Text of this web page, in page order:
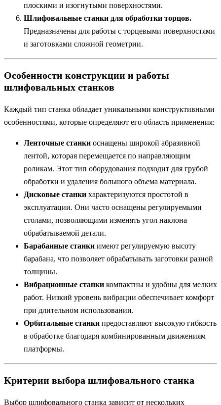
плоскими и изогнутыми поверхностями.
Шлифовальные станки для обработки торцов.
Предназначены для работы с торцевыми поверхностями
и заготовками сложной геометрии.
Особенности конструкции и работы
шлифовальных станков
Каждый тип станка обладает уникальными конструктивными
особенностями, которые определяют его область применения:
Ленточные станки оснащены широкой абразивной
лентой, которая перемещается по направляющим
роликам. Этот тип оборудования подходит для грубой
обработки и удаления большого объема материала.
Дисковые станки характеризуются простотой в
эксплуатации. Они часто оснащены регулируемыми
столами, позволяющими изменять угол наклона
обрабатываемой детали.
Барабанные станки имеют регулируемую высоту
барабана, что позволяет обрабатывать заготовки разной
толщины.
Вибрационные станки компактны и удобны для мелких
работ. Низкий уровень вибрации обеспечивает комфорт
при длительном использовании.
Орбитальные станки предоставляют высокую гибкость
в обработке благодаря комбинированным движениям
платформы.
Критерии выбора шлифовального станка
Выбор шлифовального станка зависит от нескольких